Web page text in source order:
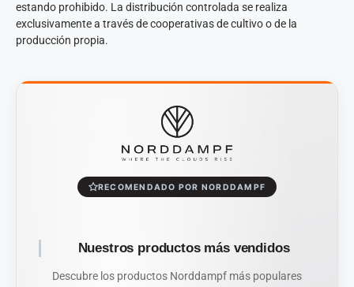
estando prohibido. La distribución controlada se realiza
exclusivamente a través de cooperativas de cultivo o de la
producción propia.
RECOMENDADO POR NORDDAMPF
Nuestros productos más vendidos
Descubre los productos Norddampf más populares